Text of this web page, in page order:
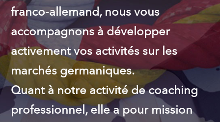
franco-allemand, nous vous
accompagnons à développer
activement vos activités sur les
marchés germaniques.
Quant à notre activité de coaching
professionnel, elle a pour mission